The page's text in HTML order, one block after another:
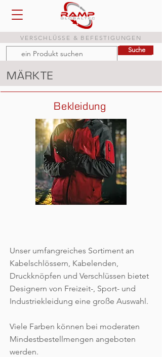
VERSCHLÜSSE & BEFESTIGUNGEN
Suche
Suche
MÄRKTE
Bekleidung
Unser umfangreiches Sortiment an
Kabelschlössern, Kabelenden,
Druckknöpfen und Verschlüssen bietet
Designern von Freizeit-, Sport- und
Industriekleidung eine große Auswahl.
Viele Farben können bei moderaten
Mindestbestellmengen angeboten
werden.